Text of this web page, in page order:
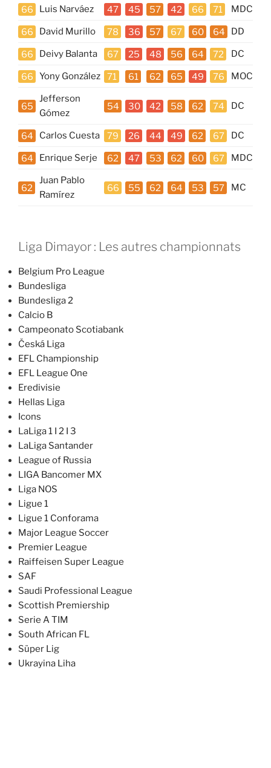
66 Luis Narváez 47 45 57 42 66 71 MDC
66 David Murillo 78 36 57 67 60 64 DD
66 Deivy Balanta 67 25 48 56 64 72 DC
66 Yony González 71 61 62 65 49 76 MOC
65
Jefferson
Gómez
54 30 42 58 62 74 DC
64 Carlos Cuesta 79 26 44 49 62 67 DC
64 Enrique Serje 62 47 53 62 60 67 MDC
62
Juan Pablo
Ramírez
66 55 62 64 53 57 MC
Liga Dimayor : Les autres championnats
Belgium Pro League
Bundesliga
Bundesliga 2
Calcio B
Campeonato Scotiabank
Česká Liga
EFL Championship
EFL League One
Eredivisie
Hellas Liga
Icons
LaLiga 1 I 2 I 3
LaLiga Santander
League of Russia
LIGA Bancomer MX
Liga NOS
Ligue 1
Ligue 1 Conforama
Major League Soccer
Premier League
Raiffeisen Super League
SAF
Saudi Professional League
Scottish Premiership
Serie A TIM
South African FL
Süper Lig
Ukrayina Liha